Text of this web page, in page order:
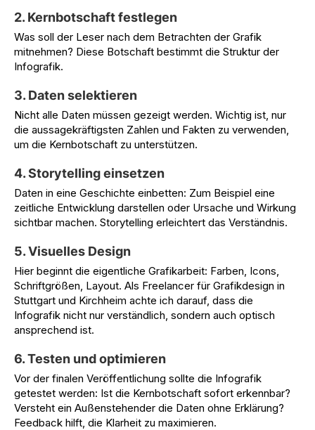
2. Kernbotschaft festlegen
Was soll der Leser nach dem Betrachten der Grafik
mitnehmen? Diese Botschaft bestimmt die Struktur der
Infografik.
3. Daten selektieren
Nicht alle Daten müssen gezeigt werden. Wichtig ist, nur
die aussagekräftigsten Zahlen und Fakten zu verwenden,
um die Kernbotschaft zu unterstützen.
4. Storytelling einsetzen
Daten in eine Geschichte einbetten: Zum Beispiel eine
zeitliche Entwicklung darstellen oder Ursache und Wirkung
sichtbar machen. Storytelling erleichtert das Verständnis.
5. Visuelles Design
Hier beginnt die eigentliche Grafikarbeit: Farben, Icons,
Schriftgrößen, Layout. Als Freelancer für Grafikdesign in
Stuttgart und Kirchheim achte ich darauf, dass die
Infografik nicht nur verständlich, sondern auch optisch
ansprechend ist.
6. Testen und optimieren
Vor der finalen Veröffentlichung sollte die Infografik
getestet werden: Ist die Kernbotschaft sofort erkennbar?
Versteht ein Außenstehender die Daten ohne Erklärung?
Feedback hilft, die Klarheit zu maximieren.